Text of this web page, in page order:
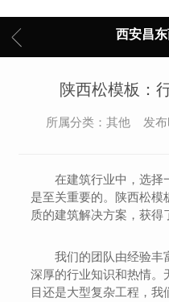
西安昌
陕西松模板：
所属分类：其他 发布
在建筑行业中，选择
是至关重要的。陕西松模
质的建筑解决方案，获得
我们的团队由经验丰
深厚的行业知识和热情。
目还是大型复杂工程，